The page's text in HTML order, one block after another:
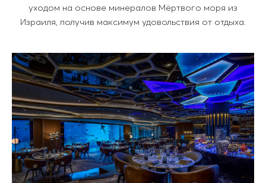
уходом на основе минералов Мёртвого моря из
Израиля, получив максимум удовольствия от отдыха.